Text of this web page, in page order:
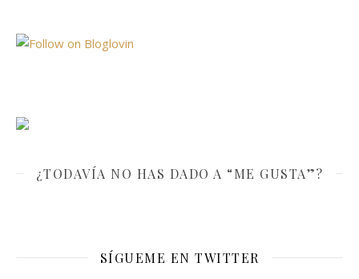
¿TODAVÍA NO HAS DADO A “ME GUSTA”?
SÍGUEME EN TWITTER